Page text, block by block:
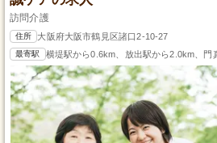
訪問介護
住所 大阪府大阪市鶴見区諸口2-10-27
最寄駅 横堤駅から0.6km、放出駅から2.0km、門